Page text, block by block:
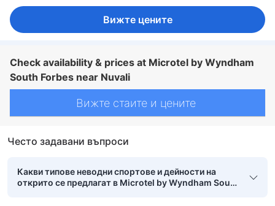
Вижте цените
Check availability & prices at Microtel by Wyndham
South Forbes near Nuvali
Вижте стаите и цените
Често задавани въпроси
Какви типове неводни спортове и дейности на
открито се предлагат в Microtel by Wyndham South